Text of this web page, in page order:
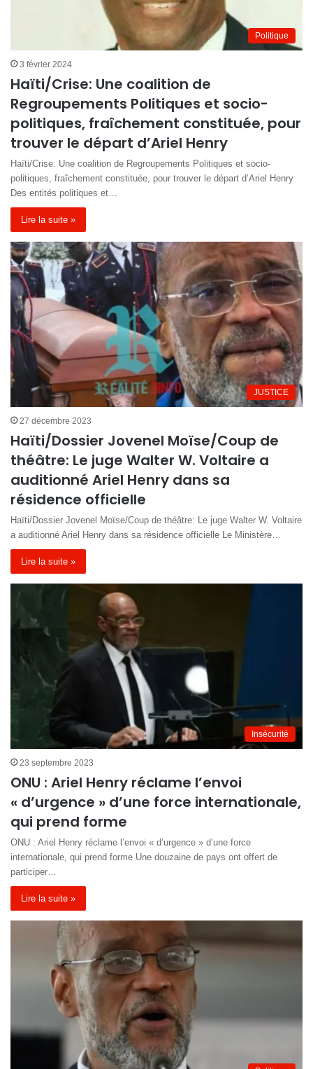
Politique
3 février 2024
Haïti/Crise: Une coalition de
Regroupements Politiques et socio-
politiques, fraîchement constituée, pour
trouver le départ d’Ariel Henry
Haïti/Crise: Une coalition de Regroupements Politiques et socio-
politiques, fraîchement constituée, pour trouver le départ d’Ariel Henry
Des entités politiques et…
Lire la suite »
JUSTICE
27 décembre 2023
Haïti/Dossier Jovenel Moïse/Coup de
théâtre: Le juge Walter W. Voltaire a
auditionné Ariel Henry dans sa
résidence officielle
Haïti/Dossier Jovenel Moïse/Coup de théâtre: Le juge Walter W. Voltaire
a auditionné Ariel Henry dans sa résidence officielle Le Ministère…
Lire la suite »
Insécurité
23 septembre 2023
ONU : Ariel Henry réclame l’envoi
« d’urgence » d’une force internationale,
qui prend forme
ONU : Ariel Henry réclame l’envoi « d’urgence » d’une force
internationale, qui prend forme Une douzaine de pays ont offert de
participer…
Lire la suite »